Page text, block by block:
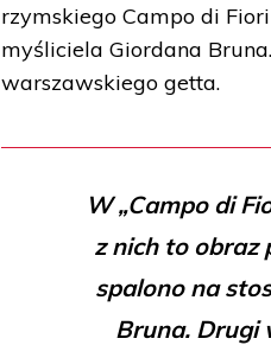
rzymskiego Campo di
myśliciela Giordana
warszawskiego getta.
W „Campo di
z nich to obraz
spalono na
Bruna. Drugi